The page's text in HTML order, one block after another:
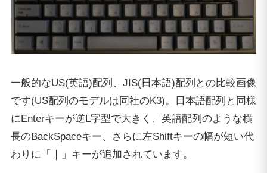
一般的なUS(英語)配列、JIS(日本語)配列との比較画像
です(US配列のモデルは同社のK3)。日本語配列と同様
にEnterキーが逆L字型で大きく、英語配列のような横
長のBackSpaceキー、さらに左Shiftキーの幅が短い代
わりに「｜」キーが追加されています。